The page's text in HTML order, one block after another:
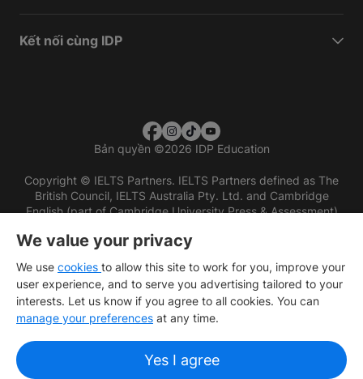
Kết nối cùng IDP
Bản quyền ©2026 IDP Education
Copyright © IELTS Partners. IELTS Partners defined as The
British Council, IELTS Australia Pty. Ltd. and Cambridge
English (part of Cambridge University Press & Assessment)
Các nhà đầu tư
Điều khoản sử dụng
We value your privacy
We use cookies to allow this site to work for you, improve your
user experience, and to serve you advertising tailored to your
interests. Let us know if you agree to all cookies. You can
manage your preferences at any time.
Yes I agree